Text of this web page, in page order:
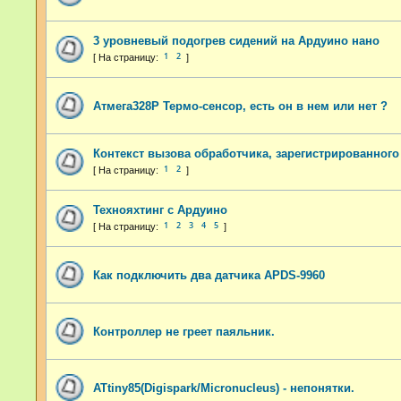
3 уровневый подогрев сидений на Ардуино нано
1 2
Атмега328P Термо-сенсор, есть он в нем или нет ?
Контекст вызова обработчика,
1 2
Технояхтинг с Ардуино
1 2 3 4 5
Как подключить два датчика APDS-9960
Контроллер не греет паяльник.
ATtiny85(Digispark/Micronucleus) - непонятки.